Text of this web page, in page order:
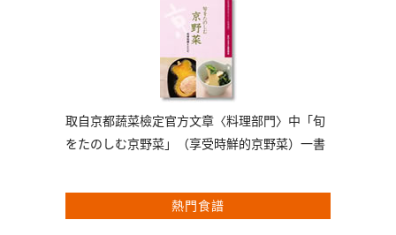
取自京都蔬菜檢定官方文章〈料理部門〉中「旬
をたのしむ京野菜」（享受時鮮的京野菜）一書
熱門食譜